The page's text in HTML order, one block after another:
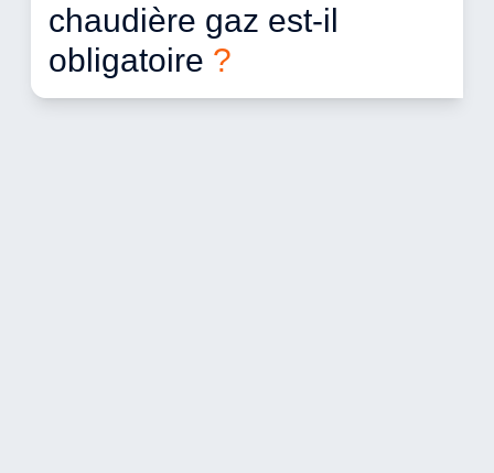
chaudière gaz est-il
obligatoire ?